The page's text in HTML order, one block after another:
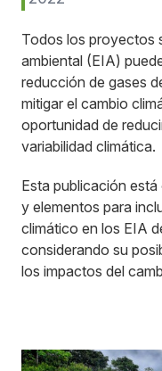
Todos los proyectos
ambiental (EIA)
reducción de gases
mitigar el cambio
oportunidad de
variabilidad climática.
Esta publicación
y elementos para
climático en los EIA
considerando su
los impactos del